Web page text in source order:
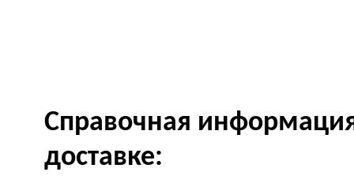
Справочная
доставке: